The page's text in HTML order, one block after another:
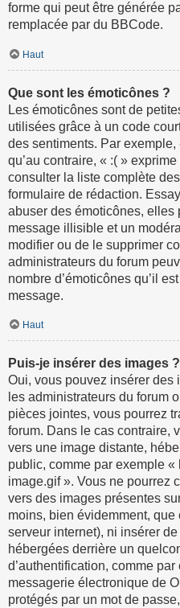
forme qui peut être générée
remplacée par du BBCode.
Haut
Que sont les émoticônes ?
Les émoticônes sont de
utilisées grâce à un code
des sentiments. Par
qu’au contraire, « :( »
consulter la liste complète
formulaire de rédaction.
abuser des émoticônes, elles
message illisible et un
modifier ou de le supprimer
administrateurs du forum
nombre d’émoticônes qu’il
message.
Haut
Puis-je insérer des images ?
Oui, vous pouvez insérer des
les administrateurs du forum
pièces jointes, vous pourrez
forum. Dans le cas contraire,
vers une image distante,
public, comme par exemple
image.gif ». Vous ne pourrez
vers des images présentes
moins, bien évidemment,
serveur internet), ni insérer
hébergées derrière un
d’authentification, comme
messagerie électronique de
protégés par un mot de